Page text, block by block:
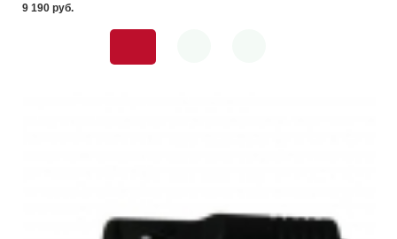
9 190 pуб.